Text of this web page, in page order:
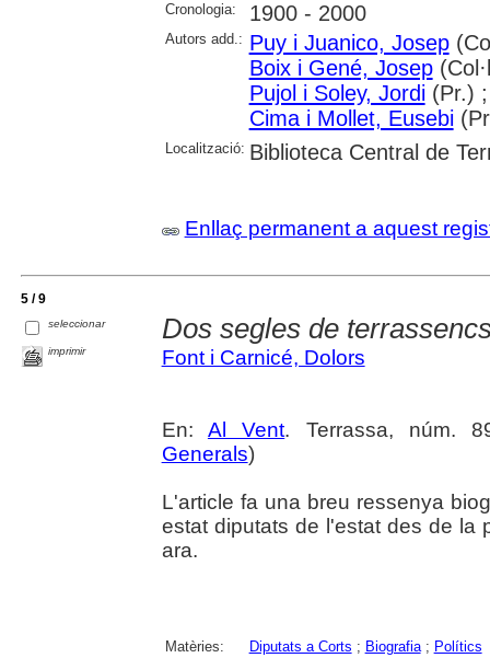
Cronologia: 1900 - 2000
Autors add.: Puy i Juanico, Josep
Boix i Gené, Josep
Pujol i Soley, Jordi(Pr.)
Cima i Mollet, Eusebi
Localització: Biblioteca Central de
Enllaç permanent a aquest
5 / 9
seleccionar
imprimir
Dos segles de
Font i Carnicé, Dolors
En: Al Vent. Terrassa, núm.
Generals)
L'article fa una breu ressenya
estat diputats de l'estat des de la
ara.
Matèries: Diputats a Corts ; Biografia; Polítics